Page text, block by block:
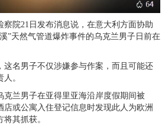
察院21日发布消息说，在意大利方面协助
”天然气管道爆炸事件的乌克兰男子日前在
这名男子不仅涉嫌参与作案，而且可能还
。
克兰男子在亚得里亚海沿岸度假期间被
店或公寓入住登记信息时发现此人为欧洲
其抓获。